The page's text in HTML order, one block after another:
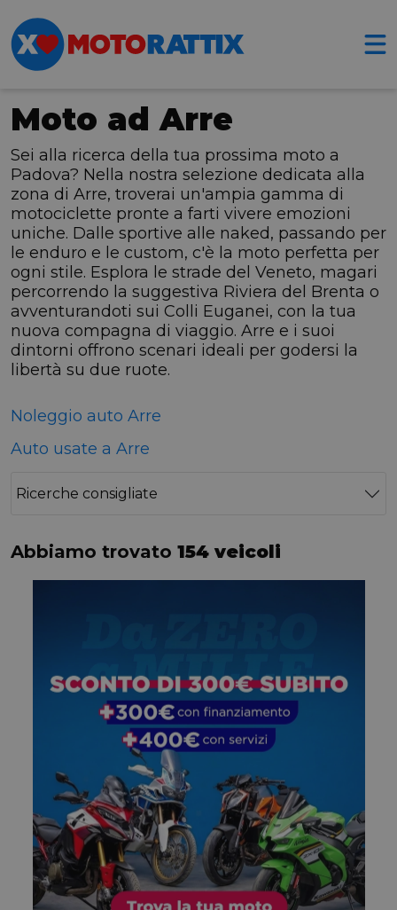
Moto ad Arre
Sei alla ricerca della tua prossima moto a
Padova? Nella nostra selezione dedicata alla
zona di Arre, troverai un'ampia gamma di
motociclette pronte a farti vivere emozioni
uniche. Dalle sportive alle naked, passando per
le enduro e le custom, c'è la moto perfetta per
ogni stile. Esplora le strade del Veneto, magari
percorrendo la suggestiva Riviera del Brenta o
avventurandoti sui Colli Euganei, con la tua
nuova compagna di viaggio. Arre e i suoi
dintorni offrono scenari ideali per godersi la
libertà su due ruote.
Noleggio auto Arre
Auto usate a Arre
Ricerche consigliate
Abbiamo trovato 154 veicoli